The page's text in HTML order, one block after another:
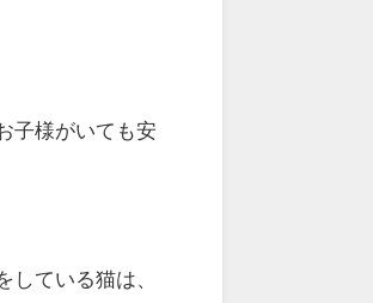
子様がいても安
ている猫は、